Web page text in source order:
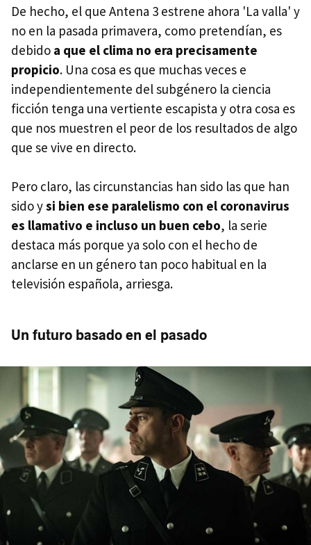
De hecho, el que Antena 3 estrene ahora 'La valla' y
no en la pasada primavera, como pretendían, es
debido a que el clima no era precisamente
propicio. Una cosa es que muchas veces e
independientemente del subgénero la ciencia
ficción tenga una vertiente escapista y otra cosa es
que nos muestren el peor de los resultados de algo
que se vive en directo.
Pero claro, las circunstancias han sido las que han
sido ysi bien ese paralelismo con el coronavirus
es llamativo e incluso un buen cebo, la serie
destaca más porque ya solo con el hecho de
anclarse en un género tan poco habitual en la
televisión española, arriesga.
Un futuro basado en el pasado